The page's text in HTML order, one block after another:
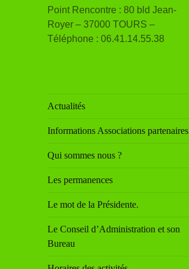
Point Rencontre : 80 bld Jean-
Royer – 37000 TOURS –
Téléphone : 06.41.14.55.38
Actualités
Informations Associations partenaires
Qui sommes nous ?
Les permanences
Le mot de la Présidente.
Le Conseil d’Administration et son
Bureau